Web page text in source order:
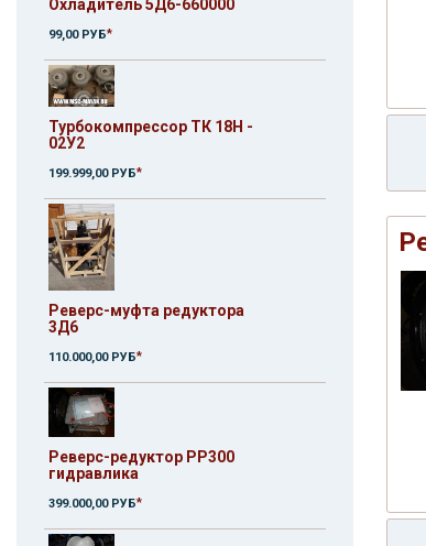
Охладитель 5Д6-660000
99,00 РУБ*
Турбокомпрессор ТК 18Н -
02У2
199.999,00 РУБ*
Реверс-муфта редуктора
3Д6
110.000,00 РУБ*
Реверс-редуктор РР300
гидравлика
399.000,00 РУБ*